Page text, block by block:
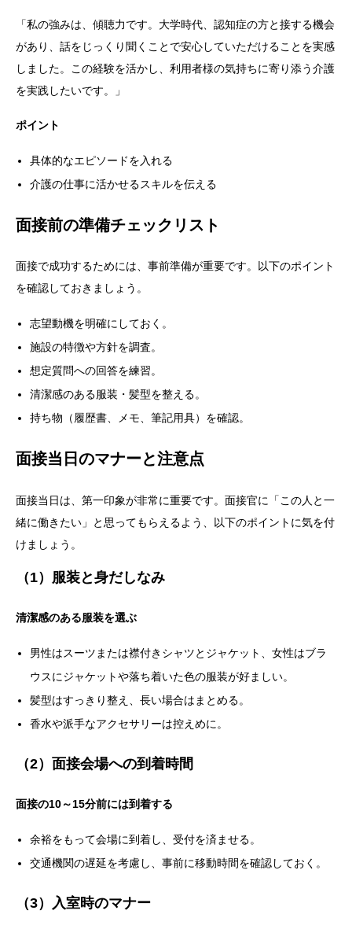
「私の強みは、傾聴力です。大学時代、認知症の方と接する機会
があり、話をじっくり聞くことで安心していただけることを実感
しました。この経験を活かし、利用者様の気持ちに寄り添う介護
を実践したいです。」
ポイント
具体的なエピソードを入れる
介護の仕事に活かせるスキルを伝える
面接前の準備チェックリスト
面接で成功するためには、事前準備が重要です。以下のポイント
を確認しておきましょう。
志望動機を明確にしておく。
施設の特徴や方針を調査。
想定質問への回答を練習。
清潔感のある服装・髪型を整える。
持ち物（履歴書、メモ、筆記用具）を確認。
面接当日のマナーと注意点
面接当日は、第一印象が非常に重要です。面接官に「この人と一
緒に働きたい」と思ってもらえるよう、以下のポイントに気を付
けましょう。
（1）服装と身だしなみ
清潔感のある服装を選ぶ
男性はスーツまたは襟付きシャツとジャケット、女性はブラ
ウスにジャケットや落ち着いた色の服装が好ましい。
髪型はすっきり整え、長い場合はまとめる。
香水や派手なアクセサリーは控えめに。
（2）面接会場への到着時間
面接の10～15分前には到着する
余裕をもって会場に到着し、受付を済ませる。
交通機関の遅延を考慮し、事前に移動時間を確認しておく。
（3）入室時のマナー